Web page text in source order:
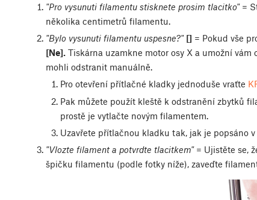
"Pro vysunuti filamentu stisknete prosim tlacitko"=
několika centimetrů filamentu.
"Bylo vysunuti filamentu uspesne?" [] = Pokud vše
[Ne].Tiskárna uzamkne motor osy X a umožní
mohli odstranit manuálně.
Pro otevření přítlačné kladky jednoduše vraťte
Pak můžete použít kleště k odstranění zbytků
prostě je vytlačte novým filamentem.
Uzavřete přítlačnou kladku tak, jak je popsáno v
"Vlozte filament a potvrdte tlacitkem"= Ujistěte se,
špičku filamentu (podle fotky níže), zaveďte